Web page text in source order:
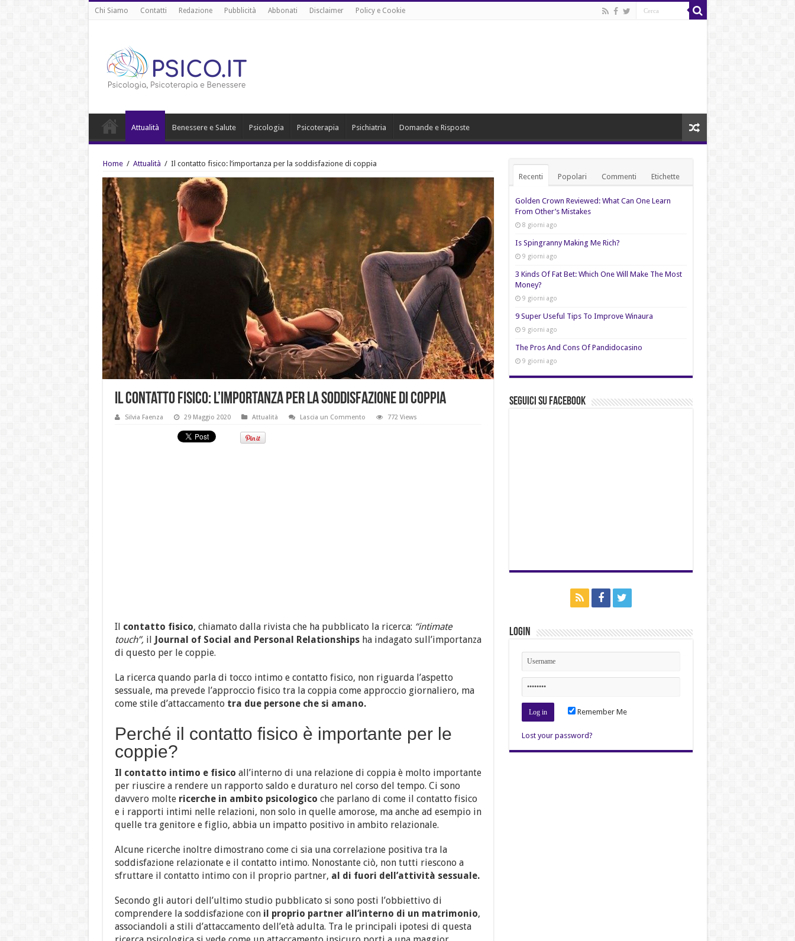
Chi Siamo Contatti Redazione Pubblicità Abbonati Disclaimer Policy e Cookie
Attualità Benessere e Salute Psicologia Psicoterapia Psichiatria Domande e Risposte
Home / Attualità / Il contatto fisico: l’importanza per la soddisfazione di coppia
Il contatto fisico: l’importanza per la soddisfazione di coppia
Silvia Faenza 29 Maggio 2020 Attualità Lascia un Commento 772 Views
Il contatto fisico, chiamato dalla rivista che ha pubblicato la ricerca: “intimate
touch”, il Journal of Social and Personal Relationshipsha indagato sull’importanza
di questo per le coppie.
La ricerca quando parla di tocco intimo e contatto fisico, non riguarda l’aspetto
sessuale, ma prevede l’approccio fisico tra la coppia come approccio giornaliero, ma
come stile d’attaccamentotra due persone che si amano.
Perché il contatto fisico è importante per le
coppie?
Il contatto intimo e fisico all’interno di una relazione di coppia è molto importante
per riuscire a rendere un rapporto saldo e duraturo nel corso del tempo. Ci sono
davvero moltericerche in ambito psicologico che parlano di come il contatto fisico
e i rapporti intimi nelle relazioni, non solo in quelle amorose, ma anche ad esempio in
quelle tra genitore e figlio, abbia un impatto positivo in ambito relazionale.
Alcune ricerche inoltre dimostrano come ci sia una correlazione positiva tra la
soddisfazione relazionate e il contatto intimo. Nonostante ciò, non tutti riescono a
sfruttare il contatto intimo con il proprio partner, al di fuori dell’attività sessuale.
Secondo gli autori dell’ultimo studio pubblicato si sono posti l’obbiettivo di
comprendere la soddisfazione con il proprio partner all’interno di un matrimonio,
associandoli a stili d’attaccamento dell’età adulta. Tra le principali ipotesi di questa
Recenti Popolari Commenti Etichette
Golden Crown Reviewed: What Can One Learn
From Other’s Mistakes
8 giorni ago
Is Spingranny Making Me Rich?
9 giorni ago
3 Kinds Of Fat Bet: Which One Will Make The Most
Money?
9 giorni ago
9 Super Useful Tips To Improve Winaura
9 giorni ago
The Pros And Cons Of Pandidocasino
9 giorni ago
Seguici su Facebook
Login
Remember Me
Lost your password?